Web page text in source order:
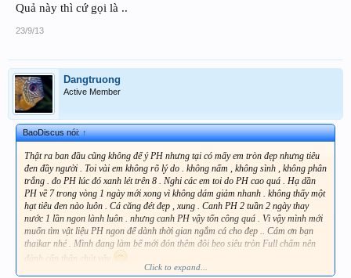
Quả này thì cứ gọi là ..
23/9/13
Dangtruong
Active Member
BaoDiscus nói:↑
Thật ra ban đầu cũng không để ý PH nhưng tại có mấy em tròn đẹp nhưng tiêu
đen đầy người . Toi vài em không rõ lý do . không nấm , không sình , không phân
trắng . đo PH lúc đó xanh lét trên 8 . Nghi các em toi do PH cao quá . Hạ dần
PH về 7 trong vòng 1 ngày mới xong vì không dám giảm nhanh . không thấy một
hạt tiêu đen nào luôn . Cá căng đét đẹp , xung . Canh PH 2 tuần 2 ngày thay
nước 1 lần ngon lành luôn . nhưng canh PH vậy tốn công quá . Vì vậy mình mới
muốn tìm vật liệu PH ngon để dành thời gian ngắm cá cho đẹp .. Cám ơn bạn
thaikar nhé . Mình đang làm bể mới đón thêm đôi beo siêu tròn Full chấm nên
đành cẩn thận chút vậy
Siêu mẫu chưa về nên đành ngắm qua avarta vậy ......
Click to expand...